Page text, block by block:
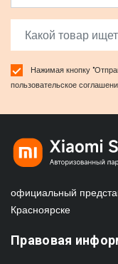
Нажимая кнопку
пользовательское
официальный
Красноярске
Правовая